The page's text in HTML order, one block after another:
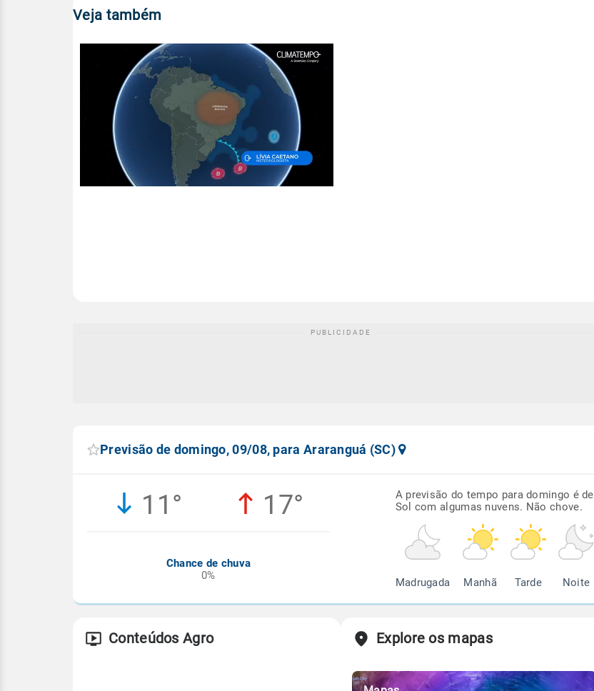
Veja também
Previsão de domingo, 09/08, para Araranguá (SC)
11° 17°
Chance de chuva
0%
A previsão do tempo para domingo é de
Sol com algumas nuvens. Não chove.
Madrugada Manhã Tarde Noite
Conteúdos Agro Explore os mapas